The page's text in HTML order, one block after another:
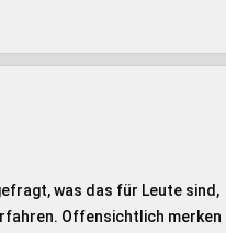
was das für Leute sind,
Offensichtlich merken